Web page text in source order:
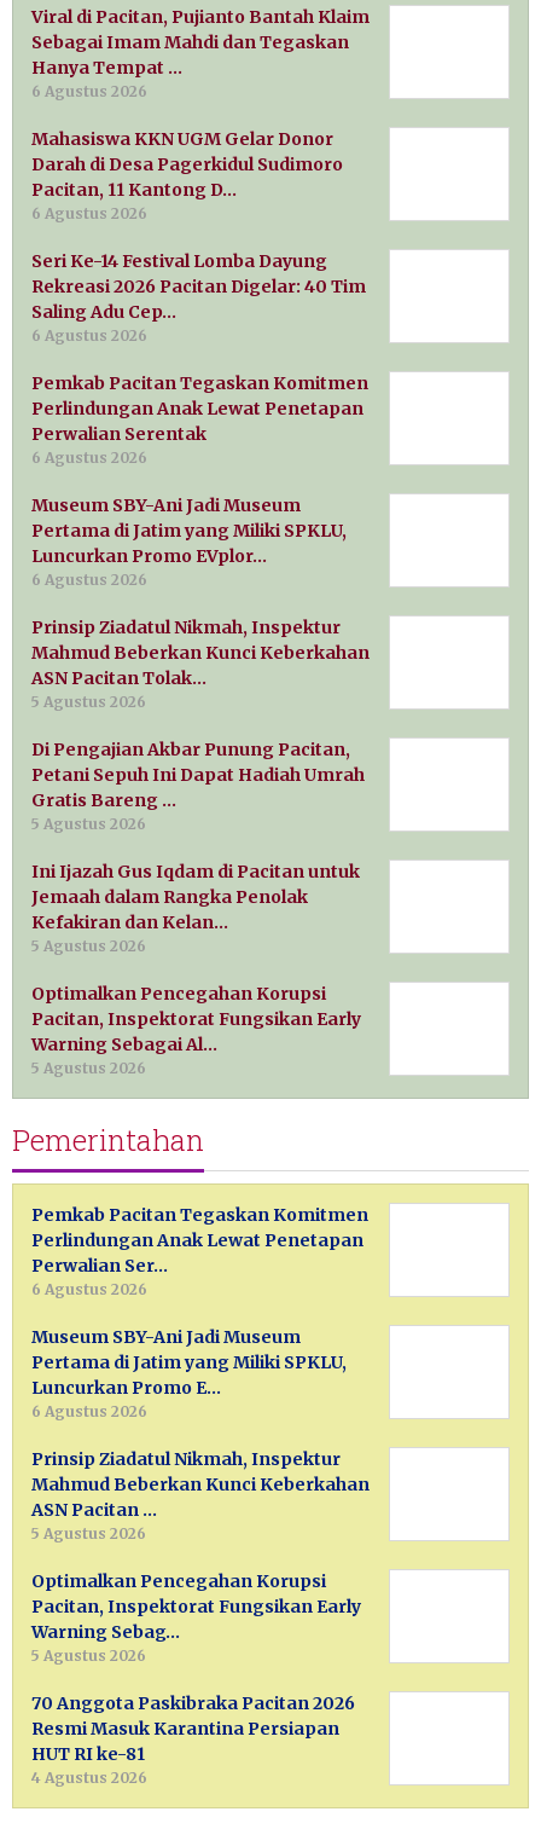
Viral di Pacitan, Pujianto Bantah Klaim
Sebagai Imam Mahdi dan Tegaskan
Hanya Tempat …
6 Agustus 2026
Mahasiswa KKN UGM Gelar Donor
Darah di Desa Pagerkidul Sudimoro
Pacitan, 11 Kantong D…
6 Agustus 2026
Seri Ke-14 Festival Lomba Dayung
Rekreasi 2026 Pacitan Digelar: 40 Tim
Saling Adu Cep…
6 Agustus 2026
Pemkab Pacitan Tegaskan Komitmen
Perlindungan Anak Lewat Penetapan
Perwalian Serentak
6 Agustus 2026
Museum SBY-Ani Jadi Museum
Pertama di Jatim yang Miliki SPKLU,
Luncurkan Promo EVplor…
6 Agustus 2026
Prinsip Ziadatul Nikmah, Inspektur
Mahmud Beberkan Kunci Keberkahan
ASN Pacitan Tolak…
5 Agustus 2026
Di Pengajian Akbar Punung Pacitan,
Petani Sepuh Ini Dapat Hadiah Umrah
Gratis Bareng …
5 Agustus 2026
Ini Ijazah Gus Iqdam di Pacitan untuk
Jemaah dalam Rangka Penolak
Kefakiran dan Kelan…
5 Agustus 2026
Optimalkan Pencegahan Korupsi
Pacitan, Inspektorat Fungsikan Early
Warning Sebagai Al…
5 Agustus 2026
Pemerintahan
Pemkab Pacitan Tegaskan Komitmen
Perlindungan Anak Lewat Penetapan
Perwalian Ser…
6 Agustus 2026
Museum SBY-Ani Jadi Museum
Pertama di Jatim yang Miliki SPKLU,
Luncurkan Promo E…
6 Agustus 2026
Prinsip Ziadatul Nikmah, Inspektur
Mahmud Beberkan Kunci Keberkahan
ASN Pacitan …
5 Agustus 2026
Optimalkan Pencegahan Korupsi
Pacitan, Inspektorat Fungsikan Early
Warning Sebag…
5 Agustus 2026
70 Anggota Paskibraka Pacitan 2026
Resmi Masuk Karantina Persiapan
HUT RI ke-81
4 Agustus 2026